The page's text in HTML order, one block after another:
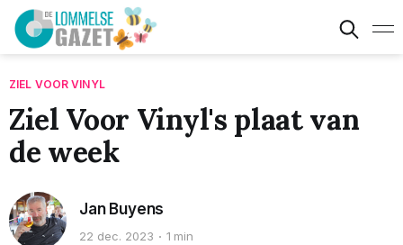
ZIEL VOOR VINYL
Ziel Voor Vinyl's plaat van
de week
Jan Buyens
22 dec. 2023 1 min